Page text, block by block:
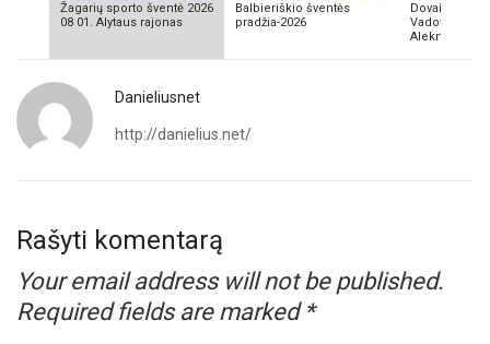
Žagarių sporto šventė 2026
08 01. Alytaus rajonas
Balbieriškio šventės
pradžia-2026
Dovainonių
Vadovas
Aleknavičius
Danieliusnet
http://danielius.net/
Rašyti komentarą
Your email address will not be published.
Required fields are marked *